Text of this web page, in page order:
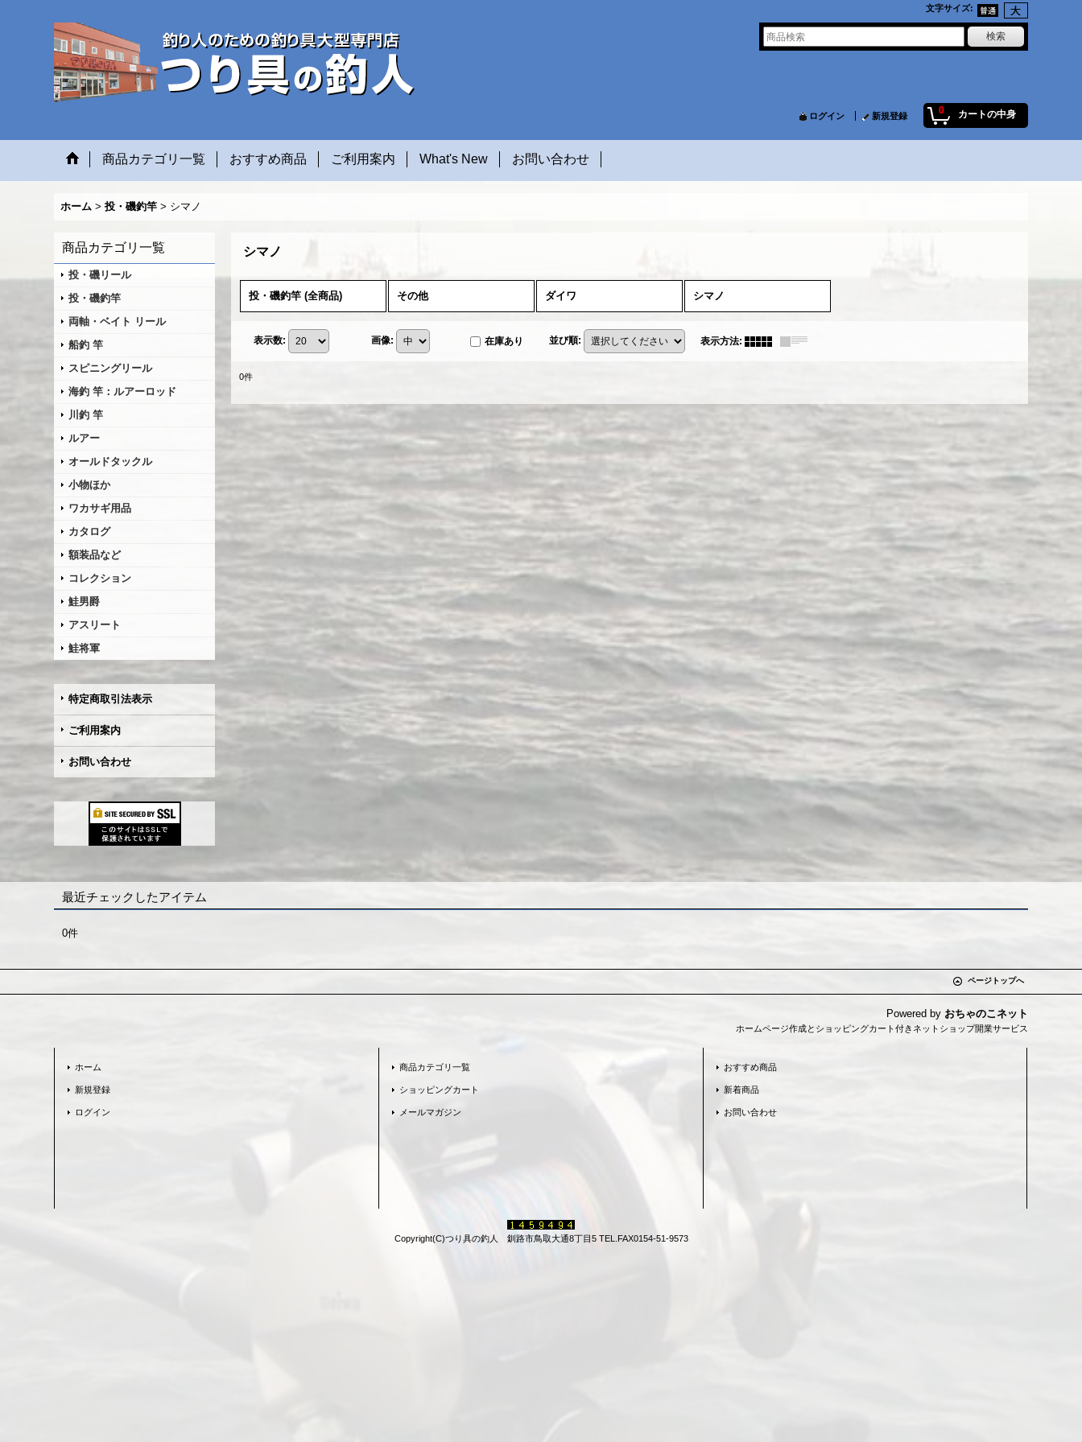
文字サイズ:
0 カートの中身
ログイン 新規登録
商品カテゴリ一覧 おすすめ商品 ご利用案内 What's New お問い合わせ
ホーム > 投・磯釣竿 > シマノ
商品カテゴリ一覧
投・磯リール
投・磯釣竿
両軸・ベイト リール
船釣 竿
スピニングリール
海釣 竿：ルアーロッド
川釣 竿
ルアー
オールドタックル
小物ほか
ワカサギ用品
カタログ
額装品など
コレクション
鮭男爵
アスリート
鮭将軍
特定商取引法表示
ご利用案内
お問い合わせ
シマノ
投・磯釣竿 (全商品) その他 ダイワ シマノ
表示数: 画像: 在庫あり 並び順: 表示方法:
0件
最近チェックしたアイテム
0件
ページトップへ
Powered by おちゃのこネット
ホームページ作成とショッピングカート付きネットショップ開業サービス
ホーム
新規登録
ログイン
商品カテゴリ一覧
ショッピングカート
メールマガジン
おすすめ商品
新着商品
お問い合わせ
Copyright(C)つり具の釣人 釧路市鳥取大通8丁目5 TEL.FAX0154-51-9573